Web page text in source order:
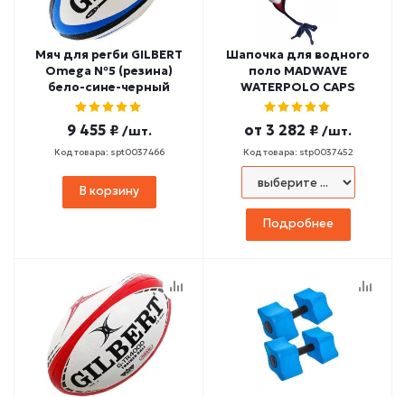
Мяч для регби GILBERT
Omega №5 (резина)
бело-сине-черный
9 455 ₽ /шт.
Код товара: spt0037466
В корзину
Шапочка для водного
поло MADWAVE
WATERPOLO CAPS
от 3 282 ₽ /шт.
Код товара: stp0037452
Подробнее